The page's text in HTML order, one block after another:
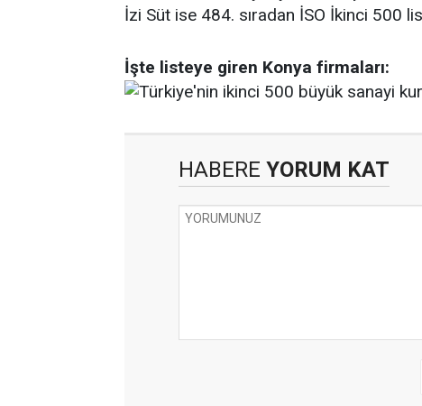
İzi Süt ise 484. sıradan İSO İkinci 500
İşte listeye giren Konya firmaları:
HABERE YORUM KAT